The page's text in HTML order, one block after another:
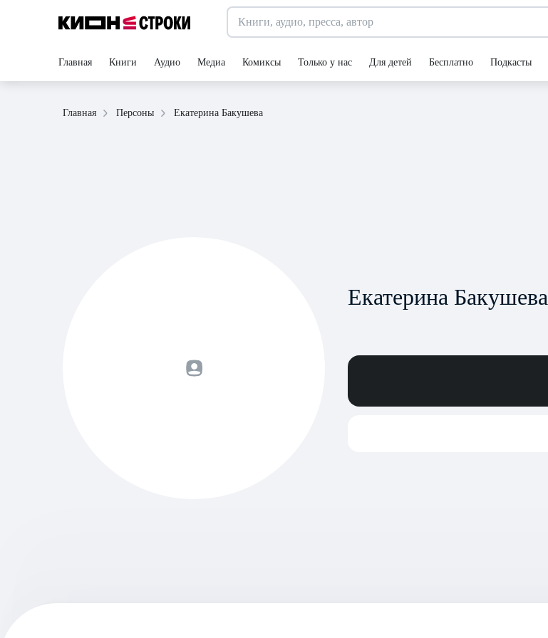
Главная Книги Аудио Медиа Комиксы Только у нас Для детей Бесплатно Подкасты
Главная Персоны Екатерина Бакушева
Екатерина Бакушева